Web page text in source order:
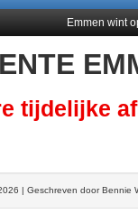
Emmen wint
Jubileumfeest
tijdelijke
| Geschreven door Bennie